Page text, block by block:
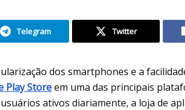
Telegram Twitter
dos smartphones e a
Play Storeem uma das principais
ativos diariamente, a loja de